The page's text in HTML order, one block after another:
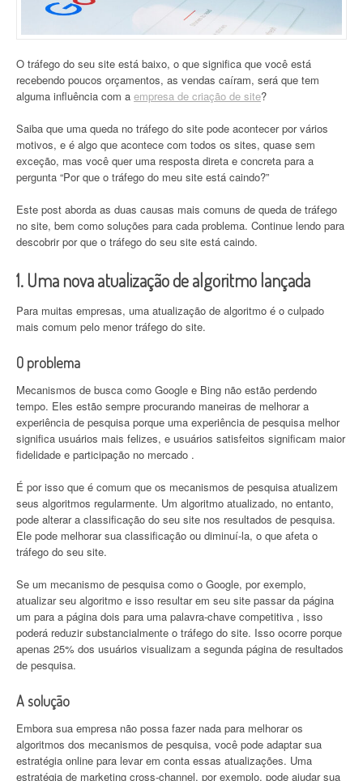
O tráfego do seu site está baixo, o que significa que você está
recebendo poucos orçamentos, as vendas caíram, será que tem
alguma influência com a empresa de criação de site?
Saiba que uma queda no tráfego do site pode acontecer por vários
motivos, e é algo que acontece com todos os sites, quase sem
exceção, mas você quer uma resposta direta e concreta para a
pergunta “Por que o tráfego do meu site está caindo?”
Este post aborda as duas causas mais comuns de queda de tráfego
no site, bem como soluções para cada problema. Continue lendo para
descobrir por que o tráfego do seu site está caindo.
1. Uma nova atualização de algoritmo lançada
Para muitas empresas, uma atualização de algoritmo é o culpado
mais comum pelo menor tráfego do site.
O problema
Mecanismos de busca como Google e Bing não estão perdendo
tempo. Eles estão sempre procurando maneiras de melhorar a
experiência de pesquisa porque uma experiência de pesquisa melhor
significa usuários mais felizes, e usuários satisfeitos significam maior
fidelidade e participação no mercado .
É por isso que é comum que os mecanismos de pesquisa atualizem
seus algoritmos regularmente. Um algoritmo atualizado, no entanto,
pode alterar a classificação do seu site nos resultados de pesquisa.
Ele pode melhorar sua classificação ou diminuí-la, o que afeta o
tráfego do seu site.
Se um mecanismo de pesquisa como o Google, por exemplo,
atualizar seu algoritmo e isso resultar em seu site passar da página
um para a página dois para uma palavra-chave competitiva , isso
poderá reduzir substancialmente o tráfego do site. Isso ocorre porque
apenas 25% dos usuários visualizam a segunda página de resultados
de pesquisa.
A solução
Embora sua empresa não possa fazer nada para melhorar os
algoritmos dos mecanismos de pesquisa, você pode adaptar sua
estratégia online para levar em conta essas atualizações. Uma
estratégia de marketing cross-channel, por exemplo, pode ajudar sua